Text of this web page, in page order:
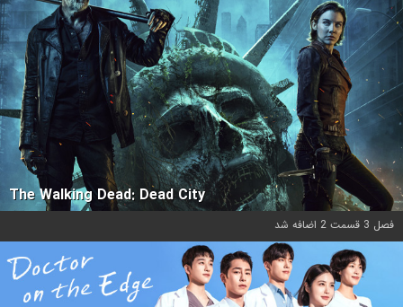
The Walking Dead: Dead City
فصل 3 قسمت 2 اضافه شد